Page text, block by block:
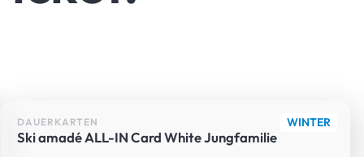
WINTER
DAUERKARTEN
Ski amadé ALL-IN Card White Jungfamilie